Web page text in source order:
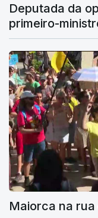
Deputada da
primeiro-
Maiorca na